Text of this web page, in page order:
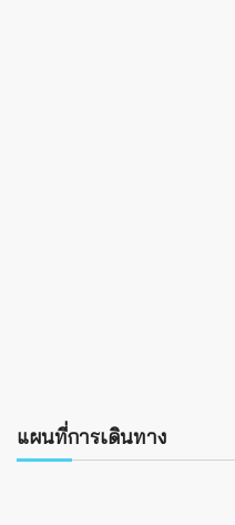
แผนที่การเดินทาง